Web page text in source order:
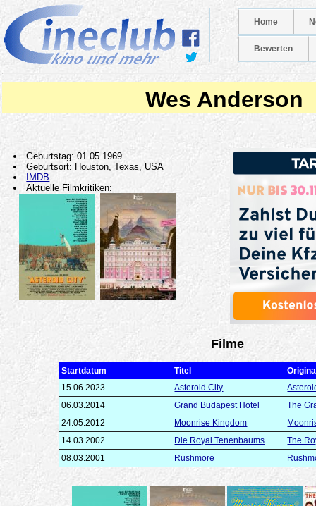
Home
Bewerten
Wes Anderson
Geburtstag: 01.05.1969
Geburtsort: Houston, Texas, USA
IMDB
Aktuelle Filmkritiken:
Filme
Startdatum Titel
15.06.2023
Asteroid City
06.03.2014
Grand Budapest Hotel
The
24.05.2012
Moonrise Kingdom
14.03.2002
Die Royal Tenenbaums
The
08.03.2001
Rushmore